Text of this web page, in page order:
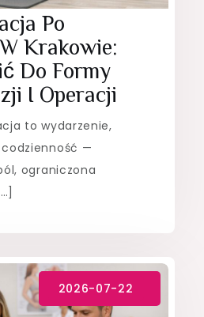
Po
Krakowie:
Do Formy
I Operacji
to wydarzenie,
—
ograniczona